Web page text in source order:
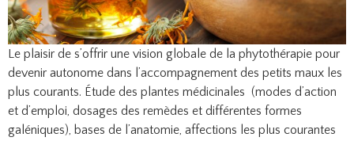
Le plaisir de s’offrir une vision globale de la phytothérapie pour
devenir autonome dans l’accompagnement des petits maux les
plus courants. Étude des plantes médicinales (modes d’action
et d’emploi, dosages des remèdes et différentes formes
galéniques), bases de l’anatomie, affections les plus courantes